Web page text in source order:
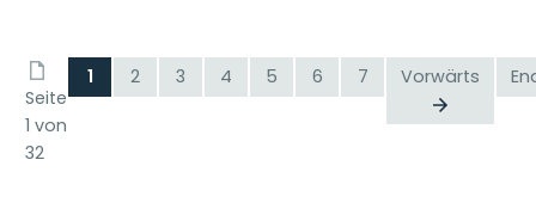
Seite
1 von
32
1 2 3 4 5 6 7 Vorwärts